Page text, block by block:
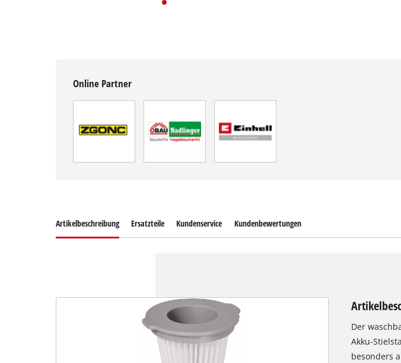
Online Partner
Artikelbeschreibung Ersatzteile Kundenservice Kundenbewertungen
Der
Akku-
besonders